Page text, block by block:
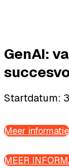
GenAI:
Startdatum:
Meer informatie
MEER